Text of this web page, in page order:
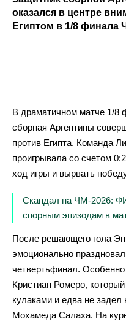
оказался в центре
Египтом в 1/8 финала
В драматичном матче 1/8
сборная Аргентины
против Египта. Команда
проигрывала со счетом
ход игры и вырвать
Скандал на ЧМ-2026:
спорным эпизодам в
После решающего гола
эмоционально
четвертьфинал. Особенно
Кристиан Ромеро,
кулаками и едва не
Мохамеда Салаха. На